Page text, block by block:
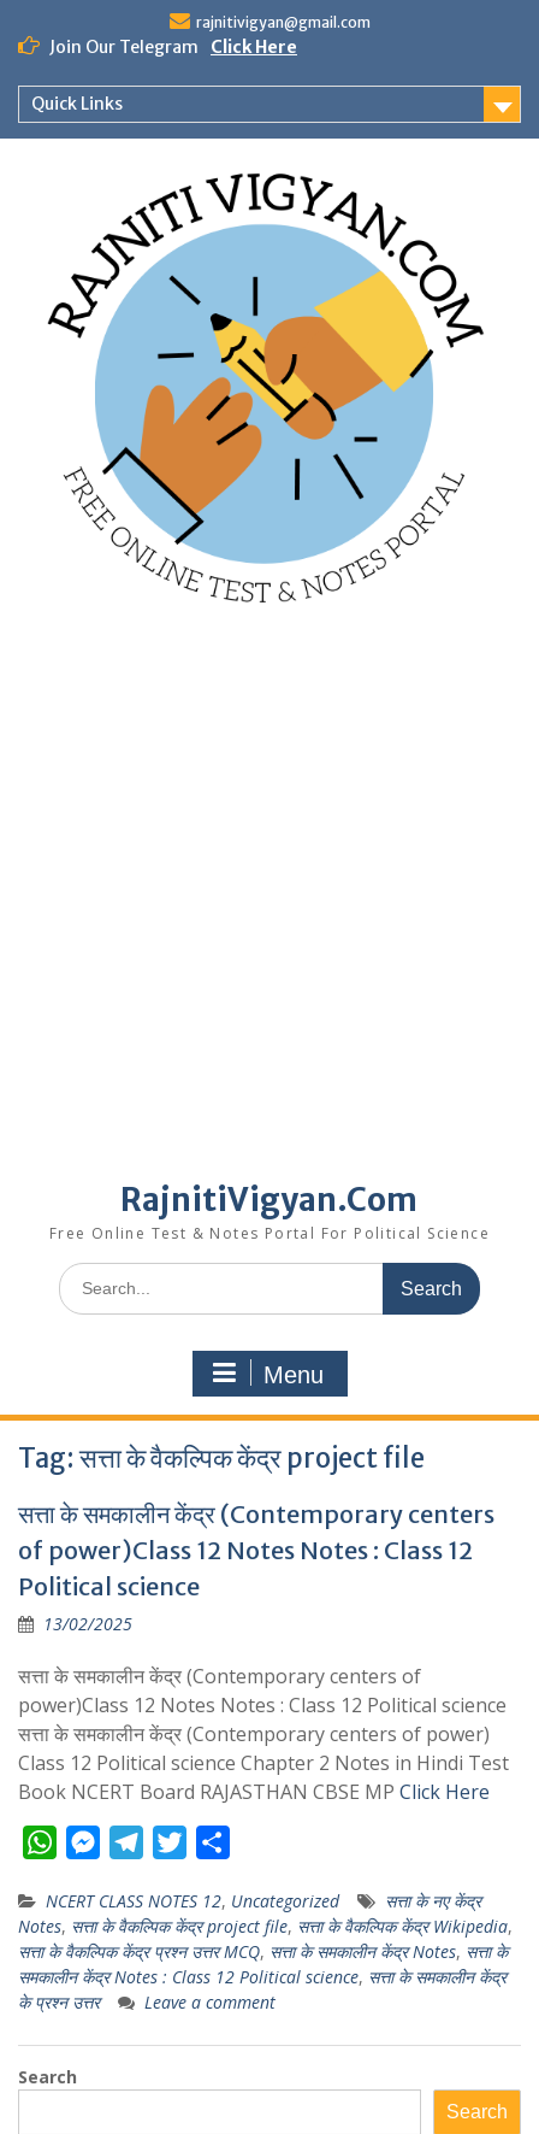
content
rajnitivigyan@gmail.com
Join Our Telegram Click Here
Quick Links
RajnitiVigyan.Com
Free Online Test & Notes Portal For Political Science
Search
for:
Menu
Tag:सत्ता के वैकल्पिक केंद्र project file
सत्ता के समकालीन केंद्र (Contemporary centers
of power)Class 12 Notes Notes : Class 12
Political science
13/02/2025
सत्ता के समकालीन केंद्र (Contemporary centers of
power)Class 12 Notes Notes : Class 12 Political science
सत्ता के समकालीन केंद्र (Contemporary centers of power)
Class 12 Political science Chapter 2 Notes in Hindi Test
Book NCERT Board RAJASTHAN CBSE MP Click Here
W
a
t
s
A
p
p
M
s
s
e
n
g
e
g
r
a
i
t
t
e
r
a
r
e
NCERT CLASS NOTES 12, Uncategorized
सत्ता के नए केंद्र
Notes, सत्ता के वैकल्पिक केंद्र project file, सत्ता के वैकल्पिक केंद्र Wikipedia,
सत्ता के वैकल्पिक केंद्र प्रश्न उत्तर MCQ, सत्ता के समकालीन केंद्र Notes, सत्ता के
समकालीन केंद्र Notes : Class 12 Political science, सत्ता के समकालीन केंद्र
के प्रश्न उत्तर
Leave a comment
Search
Search